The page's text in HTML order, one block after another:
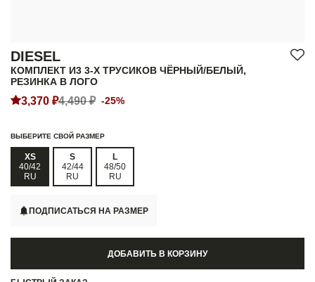
DIESEL
КОМПЛЕКТ И3 3-Х ТРУСИКОВ ЧЁРНЫЙ/БЕЛЫЙ,
РЕЗИНКА В ЛОГО
3,370 ₽4,490 ₽ -25%
ВЫБЕРИТЕ СВОЙ РАЗМЕР
XS
40/42
RU
S
42/44
RU
L
48/50
RU
ПОДПИСАТЬСЯ НА РАЗМЕР
ДОБАВИТЬ В КОРЗИНУ